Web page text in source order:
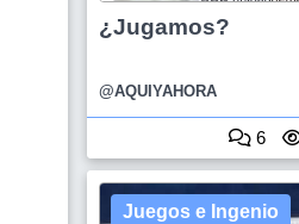
¿Jugamos?
@AQUIYAHORA
6
Juegos e Ingenio